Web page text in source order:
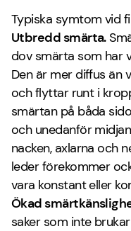
Typiska symtom vid
Utbredd smärta.
dov smärta som har
Den är mer diffus än
och flyttar runt i
smärtan på båda
och unedanför
nacken, axlarna och
leder förekommer
vara konstant eller
Ökad
saker som inte